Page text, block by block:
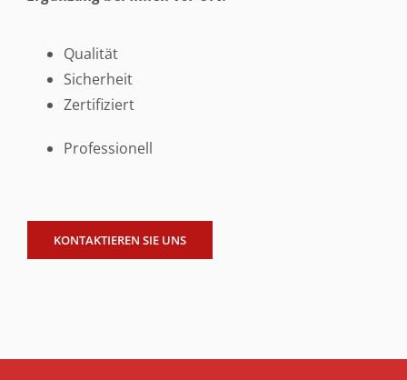
Qualität
Sicherheit
Zertifiziert
Professionell
KONTAKTIEREN SIE UNS